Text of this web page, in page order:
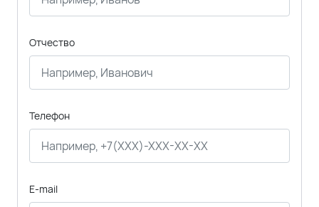
Отчество
Телефон
E-mail